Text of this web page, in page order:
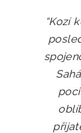
“Kozí